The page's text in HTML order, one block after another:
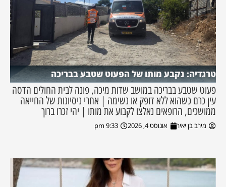
טרגדיה: נקבע מותו של הפעוט שטבע בבריכה
פעוט שטבע בבריכה במושב שדות מיכה, פונה לבית החולים הדסה
עין כרם כשהוא ללא דופק או נשימה | אחרי ניסיונות של החייאה
ממושכים, הרופאים נאלצו לקבוע את מותו | יהי זכרו ברוך
מירב בן יאיר אוגוסט 4, 2026 9:33 pm